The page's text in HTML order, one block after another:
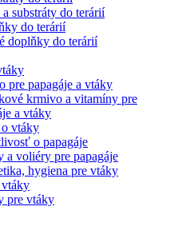
substráty do terárií
do terárií
doplňky do terárií
pre papagáje a vtáky
krmivo a vitamíny pre
a vtáky
vtáky
o papagáje
a voliéry pre papagáje
hygiena pre vtáky
pre vtáky